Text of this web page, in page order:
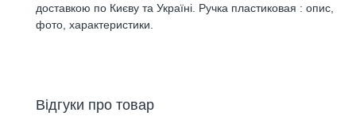
доставкою по Києву та Україні. Ручка пластиковая : опис,
фото, характеристики.
Відгуки про товар